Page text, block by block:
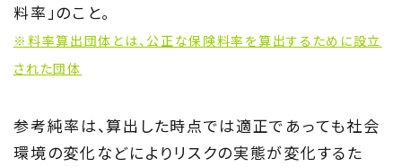
料率」のこと。
※料率算出団体とは、公正な保険料率を算出するために設立
された団体
参考純率は、算出した時点では適正であっても社会
環境の変化などによりリスクの実態が変化するた